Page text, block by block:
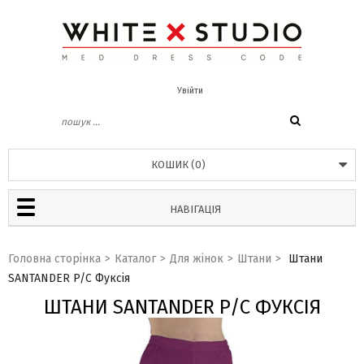
Увійти
КОШИК (0)
НАВІГАЦІЯ
Головна сторінка > Каталог > Для жінок > Штани >
Штани
SANTANDER P/C Фуксія
ШТАНИ SANTANDER P/C ФУКСІЯ